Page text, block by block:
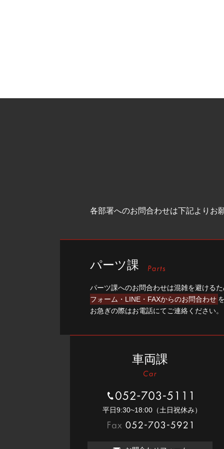
各部署へのお問合わせは下記よりお
パーツ課
パーツ課へのお問合わせは混雑を避ける
フォーム・LINE・FAXからのお問合わせ
お急ぎの際はお電話にてご連絡ください。
車両課
052-703-5111
平⽇9:30~18:00（⼟⽇祝休み）